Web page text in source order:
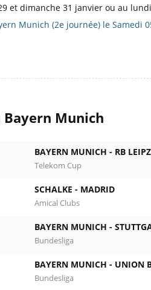
et dimanche 31 janvier ou au
Munich (2e journée) le Samedi
Munich
BAYERN MUNICH - RB
Telekom Cup
SCHALKE - MADRID
Amical Clubs
BAYERN MUNICH -
Bundesliga
BAYERN MUNICH - UNION
Bundesliga